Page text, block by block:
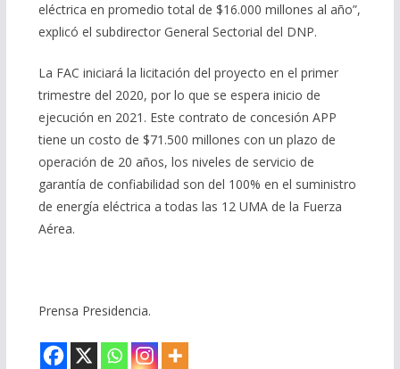
eléctrica en promedio total de $16.000 millones al año”,
explicó el subdirector General Sectorial del DNP.
La FAC iniciará la licitación del proyecto en el primer
trimestre del 2020, por lo que se espera inicio de
ejecución en 2021. Este contrato de concesión APP
tiene un costo de $71.500 millones con un plazo de
operación de 20 años, los niveles de servicio de
garantía de confiabilidad son del 100% en el suministro
de energía eléctrica a todas las 12 UMA de la Fuerza
Aérea.
Prensa Presidencia.